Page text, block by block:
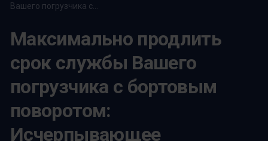
Вашего погрузчика с...
Максимально продлить
срок службы Вашего
погрузчика с бортовым
поворотом:
Исчерпывающее